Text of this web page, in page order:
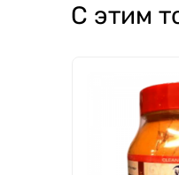
С этим